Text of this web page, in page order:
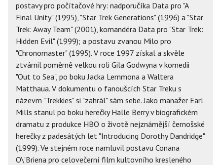
postavy pro počítačové hry: nadporučíka Data pro "A
Final Unity" (1995), "Star Trek Generations" (1996) a "Star
Trek: Away Team" (2001), komandéra Data pro "Star Trek:
Hidden Evil" (1999); a postavu zvanou Milo pro
"Chronomaster" (1995). V roce 1997 získal a skvěle
ztvárnil poměrně velkou roli Gila Godwyna v komedii
"Out to Sea", po boku Jacka Lemmona a Waltera
Matthaua. V dokumentu o fanoušcích Star Treku s
názevm "Trekkies" si "zahrál" sám sebe. Jako manažer Earl
Mills stanul po boku herečky Halle Berry v biografickém
dramatu z produkce HBO o životě nejznámější černošské
herečky z padesátých let "Introducing Dorothy Dandridge"
(1999). Ve stejném roce namluvil postavu Conana
O\'Briena pro celovečerní film kultovního kresleného